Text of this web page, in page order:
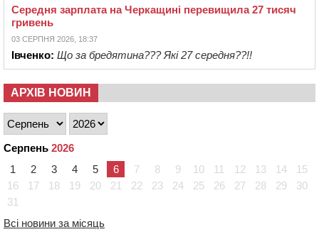
Середня зарплата на Черкащині перевищила 27 тисяч
гривень
03 СЕРПНЯ 2026, 18:37
Івченко: Що за бредятина??? Які 27 середня??!!
АРХІВ НОВИН
Серпень 2026
1
2 3 4 5 6 7 8 9 10 11 12 13 14
15
16
17 18 19 20 21 22 23 24 25 26 27 28 29
30
31
Всі новини за місяць